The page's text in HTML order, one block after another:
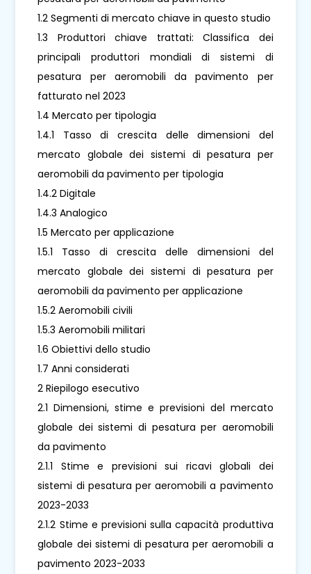
1.2 Segmenti di mercato chiave in questo studio
1.3 Produttori chiave trattati: Classifica dei
principali produttori mondiali di sistemi di
pesatura per aeromobili da pavimento per
fatturato nel 2023
1.4 Mercato per tipologia
1.4.1 Tasso di crescita delle dimensioni del
mercato globale dei sistemi di pesatura per
aeromobili da pavimento per tipologia
1.4.2 Digitale
1.4.3 Analogico
1.5 Mercato per applicazione
1.5.1 Tasso di crescita delle dimensioni del
mercato globale dei sistemi di pesatura per
aeromobili da pavimento per applicazione
1.5.2 Aeromobili civili
1.5.3 Aeromobili militari
1.6 Obiettivi dello studio
1.7 Anni considerati
2 Riepilogo esecutivo
2.1 Dimensioni, stime e previsioni del mercato
globale dei sistemi di pesatura per aeromobili
da pavimento
2.1.1 Stime e previsioni sui ricavi globali dei
sistemi di pesatura per aeromobili a pavimento
2023-2033
2.1.2 Stime e previsioni sulla capacità produttiva
globale dei sistemi di pesatura per aeromobili a
pavimento 2023-2033